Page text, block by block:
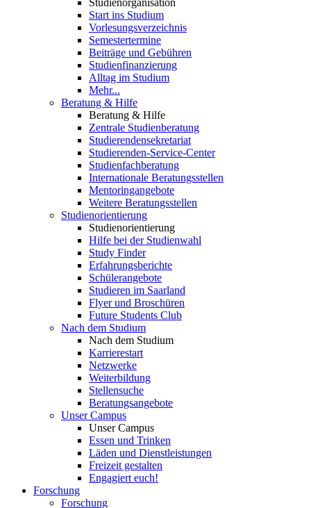
Studienorganisation
Start ins Studium
Vorlesungsverzeichnis
Semestertermine
Beiträge und Gebühren
Studienfinanzierung
Alltag im Studium
Mehr...
Beratung & Hilfe
Beratung & Hilfe
Zentrale Studienberatung
Studierendensekretariat
Studierenden-Service-Center
Studienfachberatung
Internationale Beratungsstellen
Mentoringangebote
Weitere Beratungsstellen
Studienorientierung
Studienorientierung
Hilfe bei der Studienwahl
Study Finder
Erfahrungsberichte
Schülerangebote
Studieren im Saarland
Flyer und Broschüren
Future Students Club
Nach dem Studium
Nach dem Studium
Karrierestart
Netzwerke
Weiterbildung
Stellensuche
Beratungsangebote
Unser Campus
Unser Campus
Essen und Trinken
Läden und Dienstleistungen
Freizeit gestalten
Engagiert euch!
Forschung
Forschung